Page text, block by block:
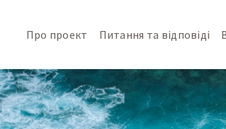
Про проект Питання та відповіді